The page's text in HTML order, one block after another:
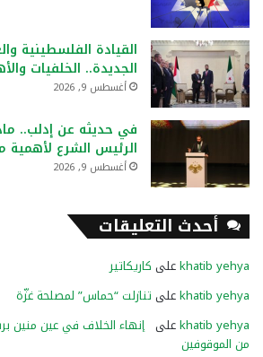
القيادة الفلسطينية
الجديدة.. الخلفيات
أغسطس 9, 2026
في حديثه عن إدلب..
الرئيس الشرع لأهمية
أغسطس 9, 2026
أحدث التعليقات
khatib yehyaعلى كاريكاتير
khatib yehyaعلى تنازلت “حماس” لمصلحة غزّة
khatib yehyaعلى إنهاء الخلاف في عين منين
من الموقوفين